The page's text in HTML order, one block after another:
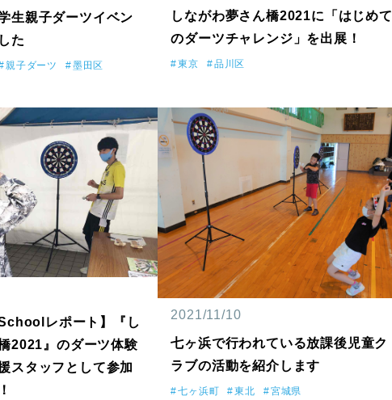
生親子ダーツイベン
た
親子ダーツ 墨田区
しながわ夢さん橋2021に「はじめて
のダーツチャレンジ」を出展！
東京 品川区
レポート】『し
2021』のダーツ体験
スタッフとして参加
2021/11/10
七ヶ浜で行われている放課後児童ク
ラブの活動を紹介します
七ヶ浜町 東北
宮城県